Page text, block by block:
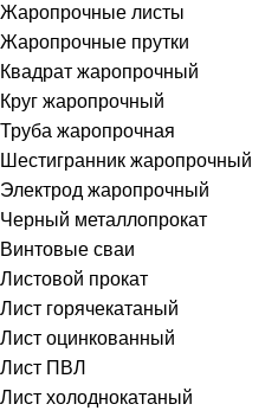
Жаропрочные листы
Жаропрочные прутки
Квадрат жаропрочный
Круг жаропрочный
Труба жаропрочная
Шестигранник жаропрочный
Электрод жаропрочный
Черный металлопрокат
Винтовые сваи
Листовой прокат
Лист горячекатаный
Лист оцинкованный
Лист ПВЛ
Лист холоднокатаный